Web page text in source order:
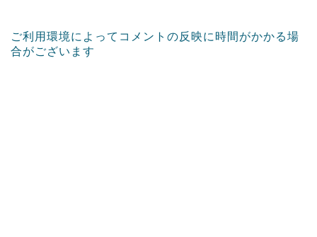
ご利用環境によってコメントの反映に時間がかかる場
合がございます